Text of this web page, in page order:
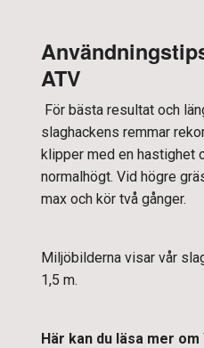
ATV
För bästa resultat och
slaghackens remmar
klipper med en hastighet
normalhögt. Vid högre
max och kör två gånger.
Miljöbilderna visar vår
1,5 m.
Här kan du läsa mer